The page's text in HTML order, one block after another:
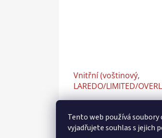
Tento web používá
vyjadřujete souhlas s jejich
Vnitřní (voštinový,
LAREDO/LIMITED/
chromovaný) nástavec
10.16
1 002 Kč bez DPH
1 233 Kč